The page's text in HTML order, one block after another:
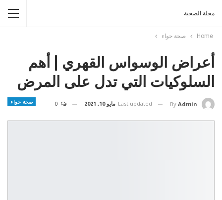
مجلة الصحبة
Home صحة حواء
أعراض الوسواس القهري | أهم
السلوكيات التي تدل على المرض
صحة حواء By Admin
Last updated مايو 10, 2021